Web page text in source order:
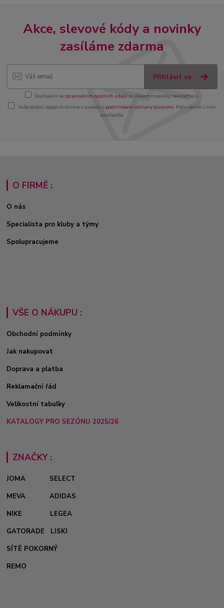
Akce, slevové kódy a novinky
zasíláme zdarma
Přihlásit se
Souhlasím se zpracováním osobních údajůza účelem rozesílky newsletteru.
Vaše osobní údaje chráníme v souladu s podmínkami ochrany soukromí. Potvrzením s nimi
souhlasíte.
O FIRMĚ :
O nás
Specialista pro kluby a týmy
Spolupracujeme
VŠE O NÁKUPU :
Obchodní podmínky
Jak nakupovat
Doprava a platba
Reklamační řád
Velikostní tabulky
KATALOGY PRO SEZÓNU 2025/26
ZNAČKY :
JOMA
SELECT
MEVA
ADIDAS
NIKE
LEGEA
GATORADE
LISKI
SÍTĚ POKORNÝ
REMO